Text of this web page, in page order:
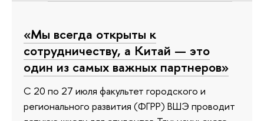
«Мы всегда открыты к
сотрудничеству, а Китай — это
один из самых важных партнеров»
С 20 по 27 июля факультет городского и
регионального развития (ФГРР) ВШЭ проводит